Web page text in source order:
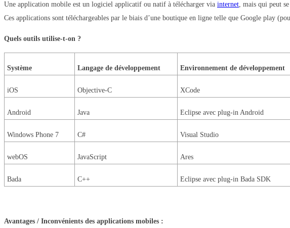
Une application mobile est un logiciel applicatif ou natif à télécharger via internet, mais qui peut
Ces applications sont téléchargeables par le biais d’une boutique en ligne telle que Google play
Quels outils utilise-t-on ?
Système Langage de développement Environnement de développement
iOS Objective-C XCode
Android Java Eclipse avec plug-in Android
Windows Phone 7 C# Visual Studio
webOS JavaScript Ares
Bada C++ Eclipse avec plug-in Bada SDK
Avantages / Inconvénients des applications mobiles :